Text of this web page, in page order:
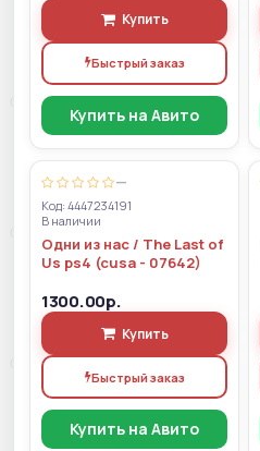
Купить
Быстрый заказ
Купить на Авито
—
Код: 4447234191
В наличии
Одни из нас / The Last of
Us ps4 (cusa - 07642)
1300.00р.
Купить
Быстрый заказ
Купить на Авито